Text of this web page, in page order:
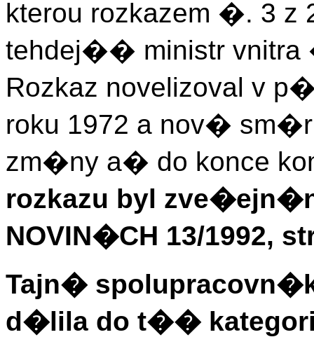
kterou rozkazem �. 3 z
tehdej�� ministr vnitra
Rozkaz novelizoval v
roku 1972 a nov�
zm�ny a� do konce
rozkazu byl
NOVIN�CH 13/1992,
Tajn�
d�lila do t��